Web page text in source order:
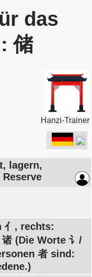
das
储
Hanzi-Trainer
lagern,
亻, rechts:
(Die Worte 讠/
者 sind: